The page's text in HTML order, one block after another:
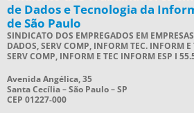
de Dados e Tecnologia da
de São Paulo
SINDICATO DOS EMPREGADOS EM
DADOS, SERV COMP, INFORM TEC. INFORM E
SERV COMP, INFORM E TEC INFORM ESP I
Avenida Angélica, 35
Santa Cecília – São Paulo – SP
CEP 01227-000